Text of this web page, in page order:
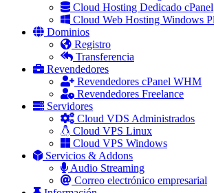
Cloud Hosting Dedicado cPanel
Cloud Web Hosting Windows
Dominios
Registro
Transferencia
Revendedores
Revendedores cPanel WHM
Revendedores Freelance
Servidores
Cloud VDS Administrados
Cloud VPS Linux
Cloud VPS Windows
Servicios & Addons
Audio Streaming
Correo electrónico empresarial